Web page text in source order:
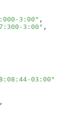
3:00"
3:00"